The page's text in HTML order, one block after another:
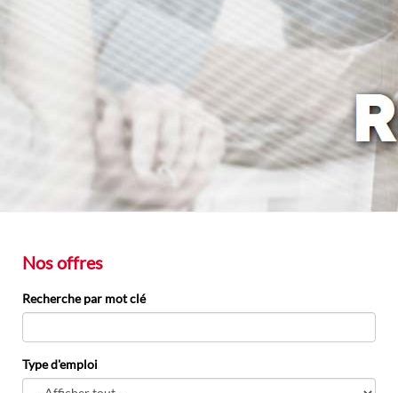
Nos offres
Recherche par mot clé
Type d'emploi